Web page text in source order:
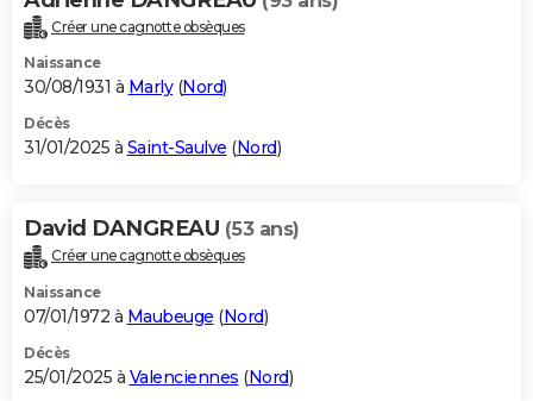
Créer une cagnotte obsèques
Naissance
30/08/1931 à Marly(Nord)
Décès
31/01/2025 à Saint-Saulve (Nord)
David DANGREAU (53 ans)
Créer une cagnotte obsèques
Naissance
07/01/1972 à Maubeuge (Nord)
Décès
25/01/2025 à Valenciennes (Nord)